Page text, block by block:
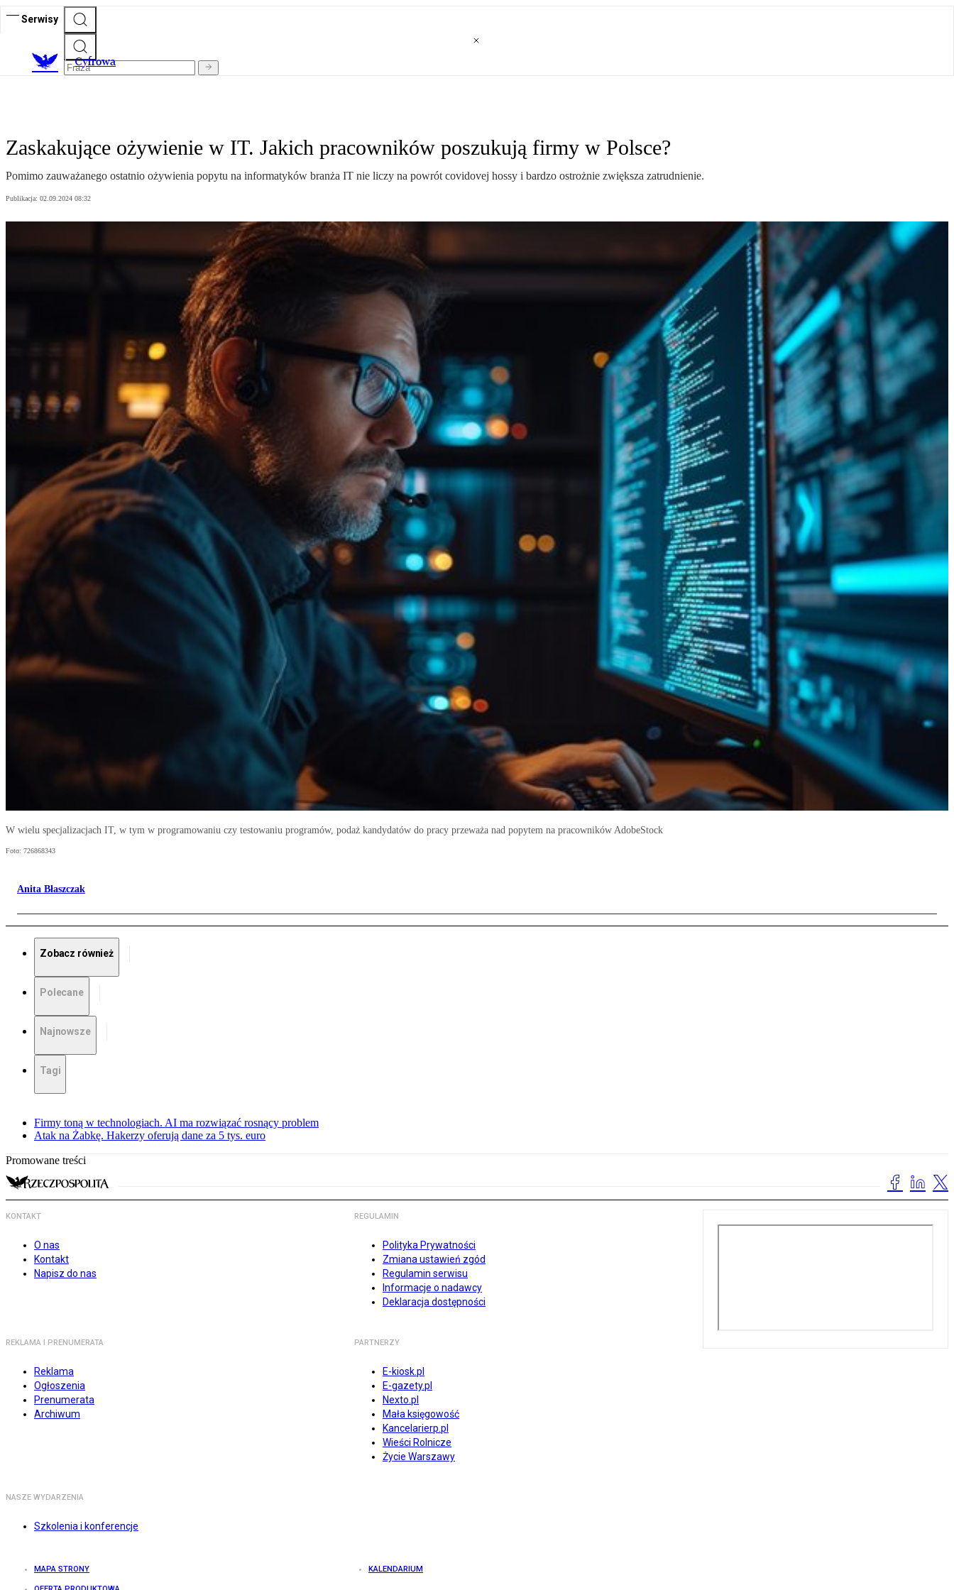
Serwisy
Cyfrowa
Zaskakujące ożywienie w IT. Jakich pracowników poszukują firmy w Polsce?
Pomimo zauważanego ostatnio ożywienia popytu na informatyków branża IT nie liczy na powrót covidovej hossy i bardzo ostrożnie zwiększa zatrudnienie.
Publikacja: 02.09.2024 08:32
W wielu specjalizacjach IT, w tym w programowaniu czy testowaniu programów, podaż kandydatów do pracy przeważa nad popytem na pracowników AdobeStock
Foto: 726868343
Anita Błaszczak
Zobacz również
Polecane
Najnowsze
Tagi
Firmy toną w technologiach. AI ma rozwiązać rosnący problem
Atak na Żabkę. Hakerzy oferują dane za 5 tys. euro
Promowane treści
KONTAKT
O nas
Kontakt
Napisz do nas
REGULAMIN
Polityka Prywatności
Zmiana ustawień zgód
Regulamin serwisu
Informacje o nadawcy
Deklaracja dostępności
REKLAMA I PRENUMERATA
Reklama
Ogłoszenia
Prenumerata
Archiwum
PARTNERZY
E-kiosk.pl
E-gazety.pl
Nexto.pl
Mała księgowość
Kancelarierp.pl
Wieści Rolnicze
Życie Warszawy
NASZE WYDARZENIA
Szkolenia i konferencje
MAPA STRONY KALENDARIUM